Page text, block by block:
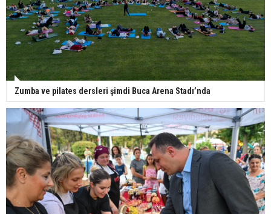
Zumba ve pilates dersleri şimdi Buca Arena Stadı’nda